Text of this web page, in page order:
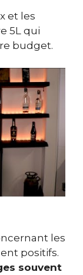
et les
5L qui
budget.
les
positifs.
souvent